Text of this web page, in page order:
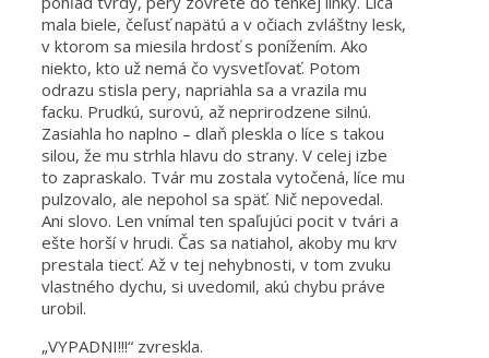
mala biele, čeľusť napätú a v očiach zvláštny lesk,
v ktorom sa miesila hrdosť s ponížením. Ako
niekto, kto už nemá čo vysvetľovať. Potom
odrazu stisla pery, napriahla sa a vrazila mu
facku. Prudkú, surovú, až neprirodzene silnú.
Zasiahla ho naplno – dlaň pleskla o líce s takou
silou, že mu strhla hlavu do strany. V celej izbe
to zapraskalo. Tvár mu zostala vytočená, líce mu
pulzovalo, ale nepohol sa späť. Nič nepovedal.
Ani slovo. Len vnímal ten spaľujúci pocit v tvári a
ešte horší v hrudi. Čas sa natiahol, akoby mu krv
prestala tiecť. Až v tej nehybnosti, v tom zvuku
vlastného dychu, si uvedomil, akú chybu práve
urobil.
„VYPADNI!!!“ zvreskla.